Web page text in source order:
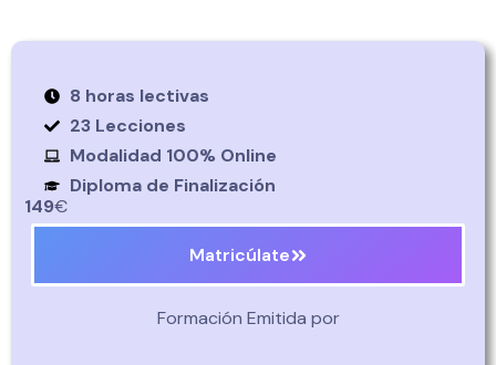
8 horas lectivas
23 Lecciones
Modalidad 100% Online
Diploma de Finalización
149€
Matricúlate
Formación Emitida por